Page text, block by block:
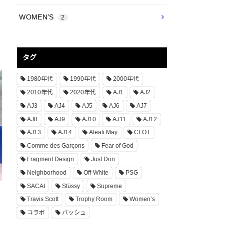
WOMEN’S 2
タグ
1980年代 1990年代
2000年代
2010年代
2020年代 AJ1
AJ2
AJ3
AJ4 AJ5 AJ6
AJ7
AJ8
AJ9 AJ10 AJ11
AJ12
AJ13
AJ14 Aleali May
CLOT
Comme des Garçons
Fear of God
Fragment Design
Just Don
Neighborhood
Off-White
PSG
SACAI
Stüssy
Supreme
Travis Scott
Trophy Room
Women’s
コラボ
バッシュ